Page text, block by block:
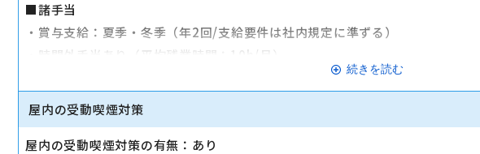
■諸手当
・賞与支給：夏季・冬季（年2回/支給要件は社内規定に準ずる）
・時間外手当あり（平均残業時間：10h/月）
■その他
続きを読む
屋内の受動喫煙対策
屋内の受動喫煙対策の有無：あり